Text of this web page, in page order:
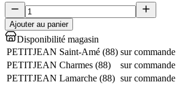
Ajouter au panier
Disponibilité magasin
PETITJEAN Saint-Amé (88) sur commande
PETITJEAN Charmes (88)
sur commande
PETITJEAN Lamarche (88) sur commande